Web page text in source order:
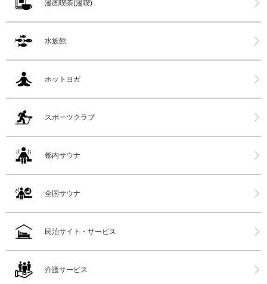
漫画喫茶(漫喫)
水族館
ホットヨガ
スポーツクラブ
都内サウナ
全国サウナ
民泊サイト・サービス
介護サービス